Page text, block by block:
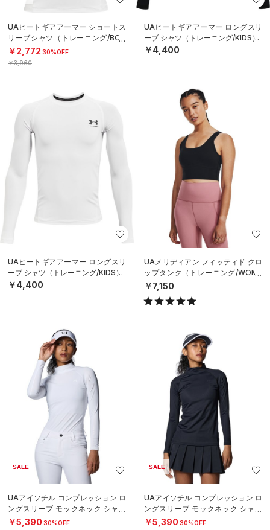
UAヒートギアアーマー ショートス
リーブシャツ（トレーニング/BOY
S）
￥2,772 30%OFF
￥3,960
UAヒートギアアーマー ロングスリ
ーブ シャツ（トレーニング/KIDS）
￥4,400
UAヒートギアアーマー ロングスリ
ーブ シャツ（トレーニング/KIDS）
￥4,400
UAメリディアン フィッティド クロ
ップタンク（トレーニング/WOME
N）
￥7,150
SALE
UAアイソチル コンプレッション ロ
ングスリーブ モックネック シャツ
（ゴルフ/WOMEN）
￥5,390 30%OFF
SALE
UAアイソチル コンプレッション ロ
ングスリーブ モックネック シャツ
（ゴルフ/WOMEN）
￥5,390 30%OFF